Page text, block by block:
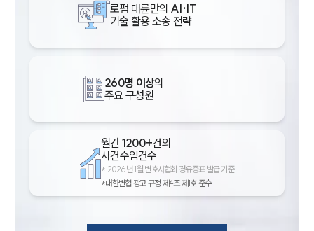
로펌 대륜만의 AI·IT
기술 활용 소송 전략
260명 이상의
주요 구성원
월간1200+건의
사건수임건수
* 2026년 1월 변호사협회 경유증표 발급 기준
*대한변협 광고 규정 제4조 제1호 준수